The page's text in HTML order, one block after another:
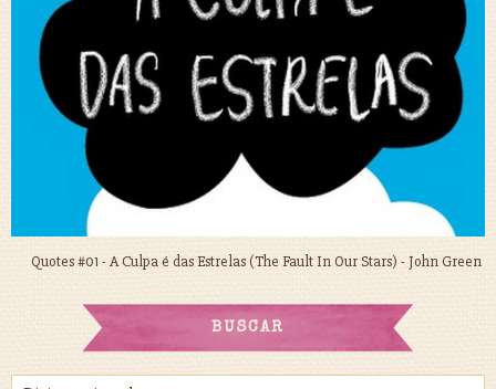
Quotes #01 - A Culpa é das Estrelas (The Fault In Our Stars) - John Green
BUSCAR